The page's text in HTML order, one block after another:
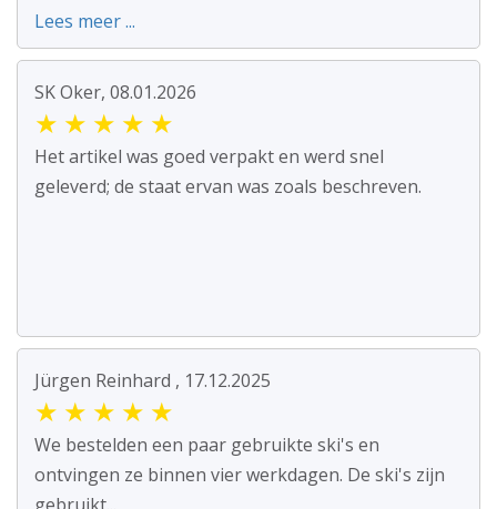
Lees meer ...
SK Oker, 08.01.2026
★ ★ ★ ★ ★
Het artikel was goed verpakt en werd snel
geleverd; de staat ervan was zoals beschreven.
Jürgen Reinhard , 17.12.2025
★ ★ ★ ★ ★
We bestelden een paar gebruikte ski's en
ontvingen ze binnen vier werkdagen. De ski's zijn